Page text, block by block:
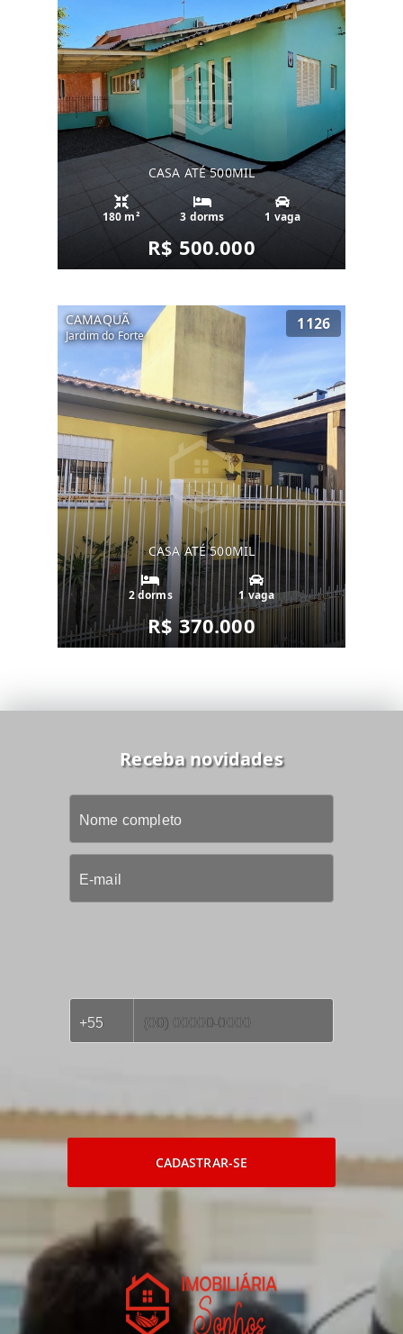
CASA ATÉ 500MIL
180 m² 3 dorms 1 vaga
R$ 500.000
CAMAQUÃ
Jardim do Forte
1126
CASA ATÉ 500MIL
2 dorms 1 vaga
R$ 370.000
Receba novidades
CADASTRAR-SE